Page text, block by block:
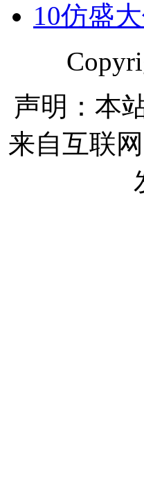
10仿盛
声明：本
来自互联